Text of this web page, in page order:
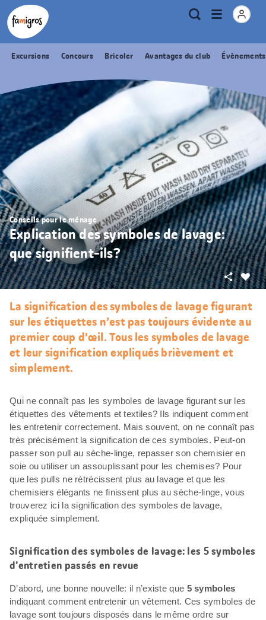
Signets
de
navigation
Header
Logo Métanavigation
RechercheOuvrir
Excursions Concours Bricoler Avantages du club
Conseils pour le ménage
Explication des symboles de lavage:
que signifient-ils?
Partager
La signification des symboles de lavage figurant
sur les étiquettes n’est pas toujours évidente au
premier coup d’œil. Tous les symboles de lavage
et leur signification expliqués brièvement et
simplement.
Qui ne connaît pas les symboles de lavage figurant sur les
étiquettes des vêtements et textiles? Ils indiquent comment
les entretenir correctement. Mais souvent, on ne connaît pas
très précisément la signification de ces symboles. Peut-on
passer son pull au sèche-linge, repasser son chemisier en
soie ou utiliser un assouplissant pour les chemises? Pour
que les pulls ne rétrécissent plus au lavage et que les
chemisiers élégants ne finissent plus au sèche-linge, vous
trouverez ici la signification des symboles de lavage,
expliquée simplement.
Signification des symboles de lavage: les 5 symboles
d’entretien passés en revue
D’abord, une bonne nouvelle: il n’existe que 5 symboles
indiquant comment entretenir un vêtement. Ces symboles de
lavage sont toujours disposés dans le même ordre sur